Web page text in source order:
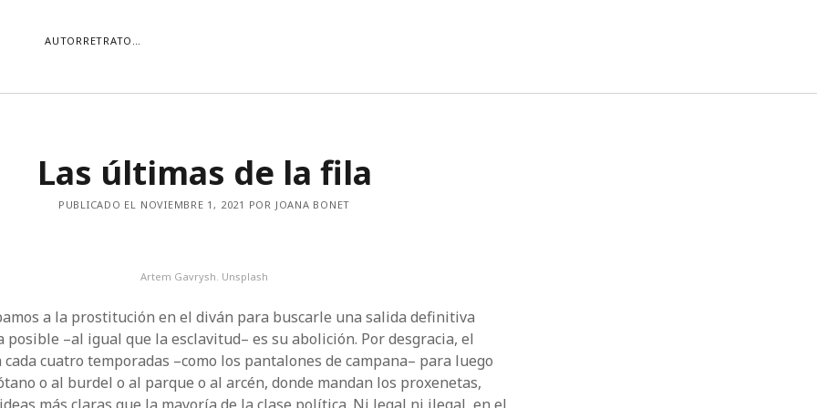
AUTORRETRATO…
Buscar
Las últimas de la fila
PUBLICADO EL NOVIEMBRE 1, 2021 POR JOANA BONET
Artem Gavrysh. Unsplash
a la prostitución en el diván para buscarle una salida definitiva
posible –al igual que la esclavitud– es su abolición. Por desgracia, el
cuatro temporadas –como los pantalones de campana– para luego
o al burdel o al parque o al arcén, donde mandan los proxenetas,